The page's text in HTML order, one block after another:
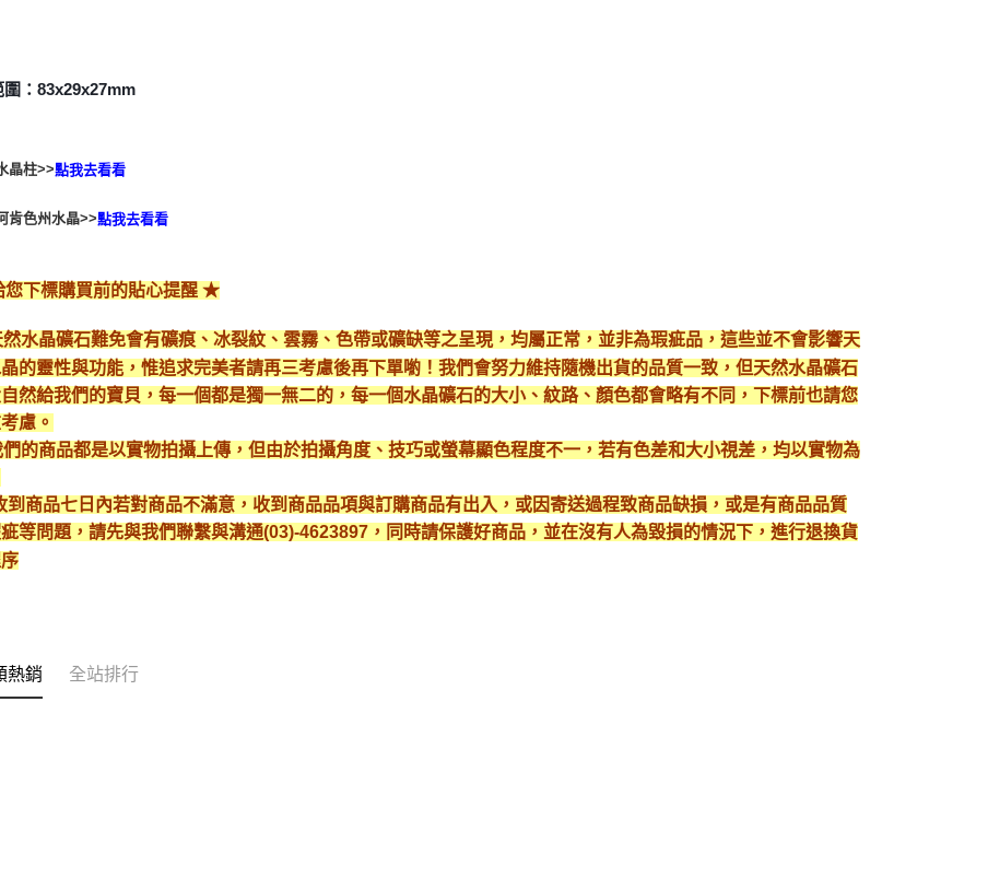
圍：83x29x27mm
晶柱>>點我去看看
肯色州水晶>>點我去看看
下標購買前的貼心提醒 ★
然水晶礦石難免會有礦痕、冰裂紋、雲霧、色帶或礦缺等之呈現，均屬正常，並非為瑕疵品，這些並不會影響天
的靈性與功能，惟追求完美者請再三考慮後再下單喲！我們會努力維持隨機出貨的品質一致，但天然水晶礦石
然給我們的寶貝，每一個都是獨一無二的，每一個水晶礦石的大小、紋路、顏色都會略有不同，下標前也請您
慮。
們的商品都是以實物拍攝上傳，但由於拍攝角度、技巧或螢幕顯色程度不一，若有色差和大小視差，均以實物為
到商品七日內若對商品不滿意，收到商品品項與訂購商品有出入，或因寄送過程致商品缺損，或是有商品品質
等問題，請先與我們聯繫與溝通(03)-4623897，同時請保護好商品，並在沒有人為毀損的情況下，進行退換貨
熱銷 全站排行